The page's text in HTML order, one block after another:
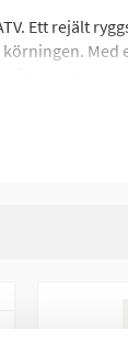
Ett rejält
Med